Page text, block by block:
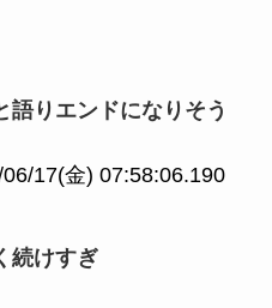
語りエンドになりそう
17(金) 07:58:06.190
続けすぎ